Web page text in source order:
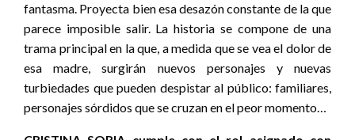
fantasma. Proyecta bien esa desazón constante de la que
parece imposible salir. La historia se compone de una
trama principal en la que, a medida que se vea el dolor de
esa madre, surgirán nuevos personajes y nuevas
turbiedades que pueden despistar al público: familiares,
personajes sórdidos que se cruzan en el peor momento…